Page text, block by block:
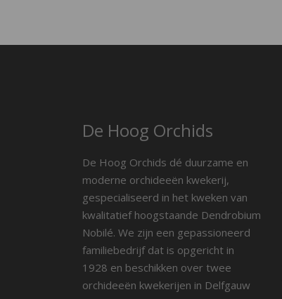
De Hoog Orchids
De Hoog Orchids dé duurzame en
moderne orchideeën kwekerij,
gespecialiseerd in het kweken van
kwalitatief hoogstaande Dendrobium
Nobilé. We zijn een gepassioneerd
familiebedrijf dat is opgericht in
1928 en beschikken over twee
orchideeën kwekerijen in Delfgauw